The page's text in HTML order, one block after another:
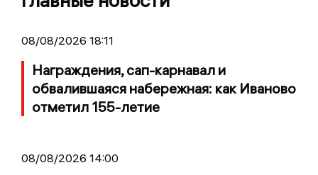
08/08/2026 18:11
Награждения, сап-карнавал и
обвалившаяся набережная: как Иваново
отметил 155-летие
08/08/2026 14:00